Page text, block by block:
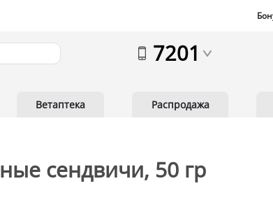
7201
Ветаптека Распродажа
сендвичи, 50 гр